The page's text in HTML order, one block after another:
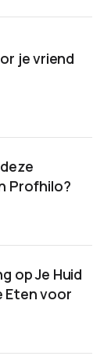
je vriend
Profhilo?
op Je Huid
Eten voor